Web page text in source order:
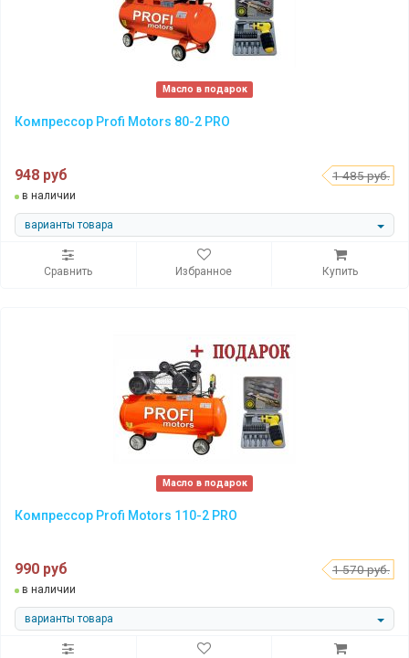
Масло в подарок
Компрессор Profi Motors 80-2 PRO
948 руб 1 485 руб.
в наличии
варианты товара
Сравнить Избранное Купить
Масло в подарок
Компрессор Profi Motors 110-2 PRO
990 руб 1 570 руб.
в наличии
варианты товара